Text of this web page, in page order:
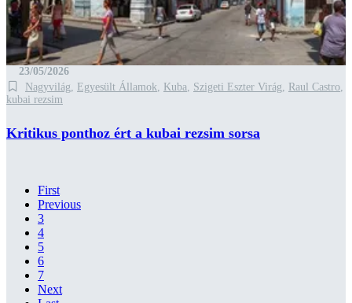
23/05/2026
Nagyvilág
Egyesült Államok Kuba Szigeti Eszter Virág Raul Castro
kubai rezsim
Kritikus ponthoz ért a kubai rezsim sorsa
First
Previous
3
4
5
6
7
Next